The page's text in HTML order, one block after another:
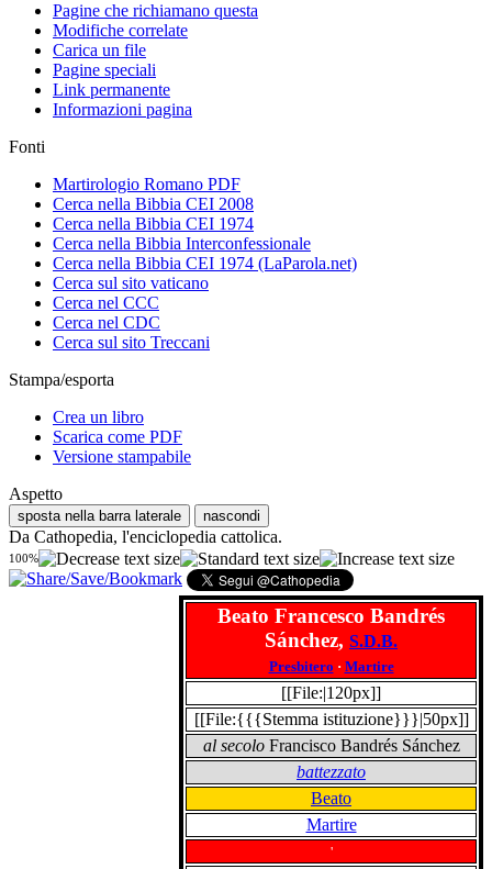
Pagine che richiamano questa
Modifiche correlate
Carica un file
Pagine speciali
Link permanente
Informazioni pagina
Fonti
Martirologio Romano PDF
Cerca nella Bibbia CEI 2008
Cerca nella Bibbia CEI 1974
Cerca nella Bibbia Interconfessionale
Cerca nella Bibbia CEI 1974 (LaParola.net)
Cerca sul sito vaticano
Cerca nel CCC
Cerca nel CDC
Cerca sul sito Treccani
Stampa/esporta
Crea un libro
Scarica come PDF
Versione stampabile
Aspetto
sposta nella barra laterale nascondi
Da Cathopedia, l'enciclopedia cattolica.
100%
Beato Francesco Bandrés
Sánchez, S.D.B.
Presbitero · Martire
[[File:|120px]]
[[File:{{{Stemma istituzione}}}|50px]]
al secoloFrancisco Bandrés Sánchez
battezzato
Beato
Martire
'